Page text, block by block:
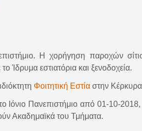
Η χορήγηση παροχών
Ίδρυμα εστιατόρια και ξενοδοχεία.
Φοιτητική Εστία στην
Πανεπιστήμιο από 01-10-2018,
Ακαδημαϊκά του Τμήματα.